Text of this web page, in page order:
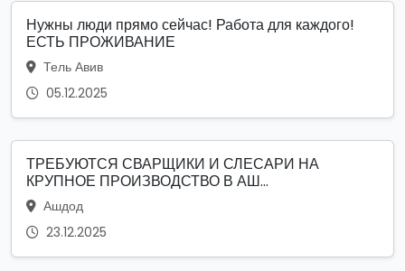
Нужны люди прямо сейчас! Работа для каждого!
ЕСТЬ ПРОЖИВАНИЕ
Тель Авив
05.12.2025
ТРЕБУЮТСЯ СВАРЩИКИ И СЛЕСАРИ НА
КРУПНОЕ ПРОИЗВОДСТВО В АШ...
Ашдод
23.12.2025